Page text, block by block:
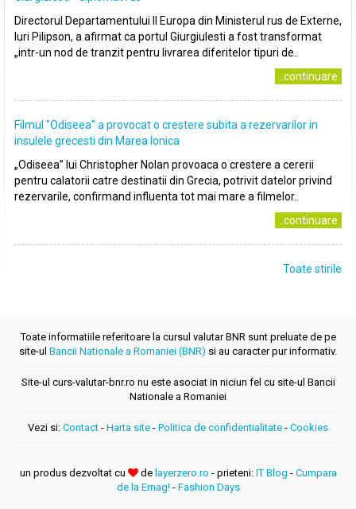
Directorul Departamentului II Europa din Ministerul rus de Externe,
Iuri Pilipson, a afirmat ca portul Giurgiulesti a fost transformat
„intr-un nod de tranzit pentru livrarea diferitelor tipuri de..
..continuare
Filmul "Odiseea" a provocat o crestere subita a rezervarilor in
insulele grecesti din Marea Ionica
„Odiseea” lui Christopher Nolan provoaca o crestere a cererii
pentru calatorii catre destinatii din Grecia, potrivit datelor privind
rezervarile, confirmand influenta tot mai mare a filmelor..
..continuare
Toate stirile
Toate informatiile referitoare la cursul valutar BNR sunt preluate de pe
site-ul Bancii Nationale a Romaniei (BNR) si au caracter pur informativ.
Site-ul curs-valutar-bnr.ro nu este asociat in niciun fel cu site-ul Bancii
Nationale a Romaniei
Vezi si: Contact - Harta site - Politica de confidentialitate - Cookies
un produs dezvoltat cu de layerzero.ro - prieteni: IT Blog - Cumpara
de la Emag!- Fashion Days